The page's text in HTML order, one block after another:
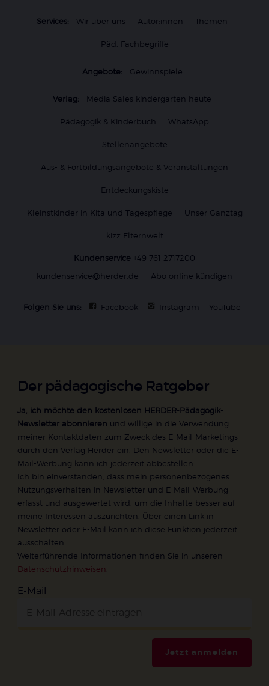
Services: Wir über uns Autor:innen Themen
Päd. Fachbegriffe
Angebote: Gewinnspiele
Verlag: Media Sales kindergarten heute
Pädagogik & Kinderbuch WhatsApp
Stellenangebote
Aus- & Fortbildungsangebote & Veranstaltungen
Entdeckungskiste
Kleinstkinder in Kita und Tagespflege Unser Ganztag
kizz Elternwelt
Kundenservice +49 761 2717200
kundenservice@herder.de
Abo online kündigen
Folgen Sie uns: Facebook Instagram YouTube
Der pädagogische Ratgeber
Ja, ich möchte den kostenlosen HERDER-Pädagogik-
Newsletter abonnieren und willige in die Verwendung
meiner Kontaktdaten zum Zweck des E-Mail-Marketings
durch den Verlag Herder ein. Den Newsletter oder die E-
Mail-Werbung kann ich jederzeit abbestellen.
Ich bin einverstanden, dass mein personenbezogenes
Nutzungsverhalten in Newsletter und E-Mail-Werbung
erfasst und ausgewertet wird, um die Inhalte besser auf
meine Interessen auszurichten. Über einen Link in
Newsletter oder E-Mail kann ich diese Funktion jederzeit
ausschalten.
Weiterführende Informationen finden Sie in unseren
Datenschutzhinweisen
E-Mail
Jetzt anmelden